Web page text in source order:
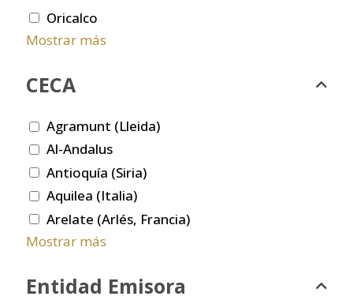
Oricalco
Mostrar más
CECA
Agramunt (Lleida)
Al-Andalus
Antioquía (Siria)
Aquilea (Italia)
Arelate (Arlés, Francia)
Mostrar más
Entidad Emisora